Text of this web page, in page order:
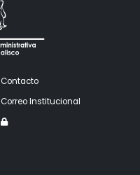
Contacto
Correo Institucional